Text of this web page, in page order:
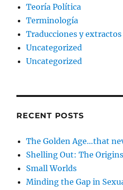
Teoría Política
Terminología
Traducciones y extractos
Uncategorized
Uncategorized
RECENT POSTS
The Golden Age…that
Shelling Out: The
Small Worlds
Minding the Gap in